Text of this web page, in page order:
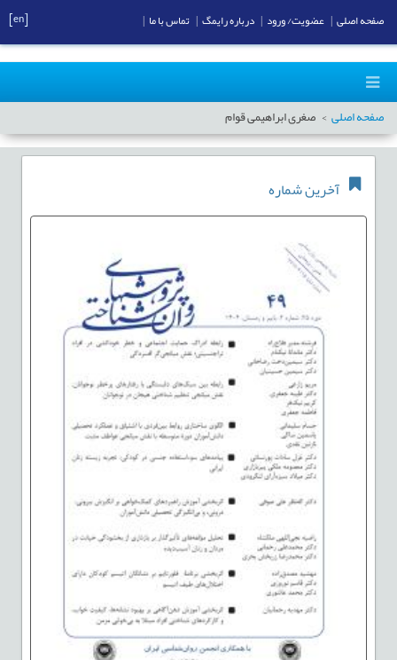
صفحه اصلی صغری ابراهیمی قوام
آخرین شماره
صفحه اصلی عضویت/ ورود درباره رایمگ تماس با ما